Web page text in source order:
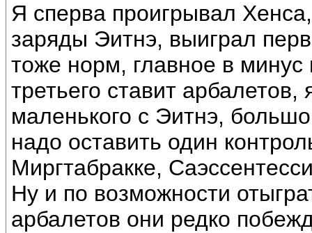
Я сперва проигрывал
заряды Эитнэ, выиграл
тоже норм, главное в
третьего ставит
маленького с Эитнэ,
надо оставить один
Миргтабракке,
Ну и по возможности
арбалетов они редко